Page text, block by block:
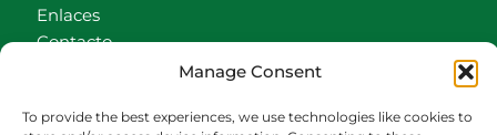
Manage Consent
To provide the best experiences, we use technologies like cookies to
Enlaces
Contacto